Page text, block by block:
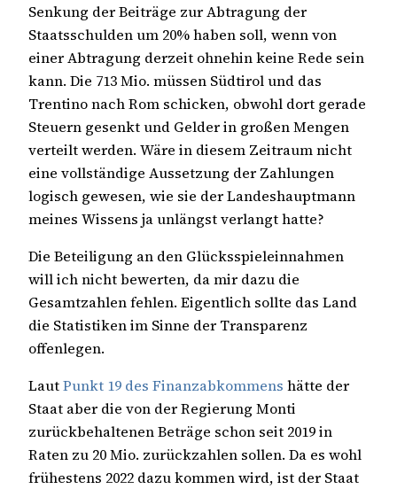
Senkung der Beiträge zur Abtragung der
Staatsschulden um 20% haben soll, wenn von
einer Abtragung derzeit ohnehin keine Rede sein
kann. Die 713 Mio. müssen Südtirol und das
Trentino nach Rom schicken, obwohl dort gerade
Steuern gesenkt und Gelder in großen Mengen
verteilt werden. Wäre in diesem Zeitraum nicht
eine vollständige Aussetzung der Zahlungen
logisch gewesen, wie sie der Landeshauptmann
meines Wissens ja unlängst verlangt hatte?
Die Beteiligung an den Glücksspieleinnahmen
will ich nicht bewerten, da mir dazu die
Gesamtzahlen fehlen. Eigentlich sollte das Land
die Statistiken im Sinne der Transparenz
offenlegen.
LautPunkt 19 des Finanzabkommens hätte der
Staat aber die von der Regierung Monti
zurückbehaltenen Beträge schon seit 2019 in
Raten zu 20 Mio. zurückzahlen sollen. Da es wohl
frühestens 2022 dazu kommen wird, ist der Staat